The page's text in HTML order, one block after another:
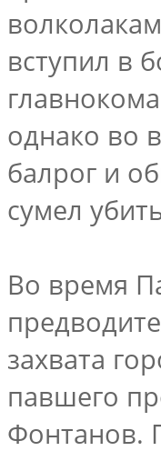
вступил в
однако во
балрог и
сумел
Во время
захвата
павшего
Фонтанов.